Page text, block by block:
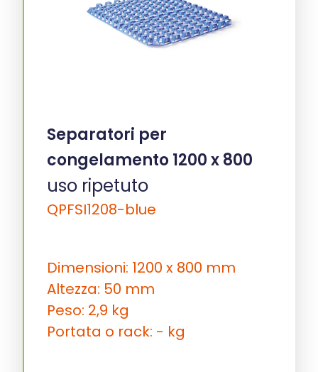
Separatori per
congelamento 1200 x 800
uso ripetuto
QPFSI1208-blue
Dimensioni: 1200 x 800 mm
Altezza: 50 mm
Peso: 2,9 kg
Portata o rack: - kg